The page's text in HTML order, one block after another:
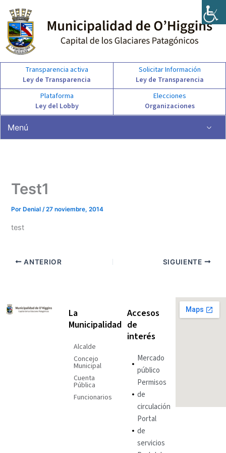
contenido
Transparencia activa
Ley de Transparencia
Solicitar Información
Ley de Transparencia
Plataforma
Ley del Lobby
Elecciones
Organizaciones
Menú
Test1
Por Denial/27 noviembre, 2014
test
ANTERIOR SIGUIENTE
La
Municipalidad
Alcalde
Concejo
Municipal
Cuenta
Pública
Funcionarios
Accesos
de
interés
Mercado
público
Permisos
de
circulación
Portal
de
servicios